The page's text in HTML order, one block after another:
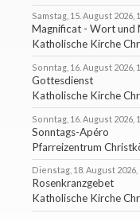
Samstag, 15. August 2026,
Magnificat - Wort und
Katholische Kirche
Sonntag, 16. August 2026,
Gottesdienst
Katholische Kirche
Sonntag, 16. August 2026,
Sonntags-Apéro
Pfarreizentrum
Dienstag, 18. August 2026,
Rosenkranzgebet
Katholische Kirche